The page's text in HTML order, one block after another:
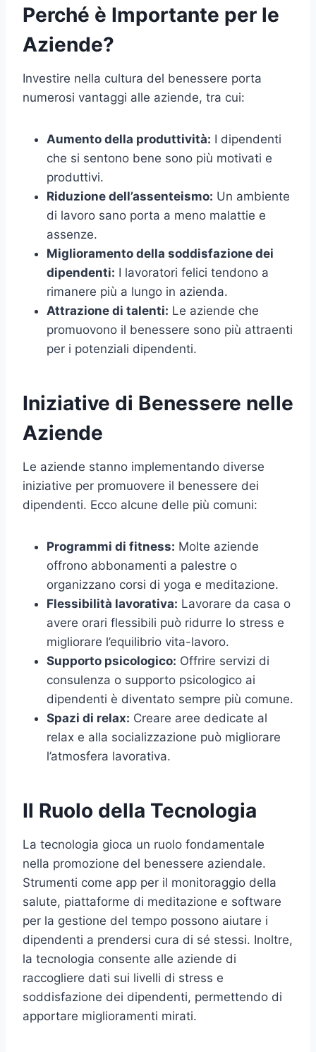
Perché è Importante per le
Aziende?
Investire nella cultura del benessere porta
numerosi vantaggi alle aziende, tra cui:
Aumento della produttività: I dipendenti
che si sentono bene sono più motivati e
produttivi.
Riduzione dell’assenteismo: Un ambiente
di lavoro sano porta a meno malattie e
assenze.
Miglioramento della soddisfazione dei
dipendenti: I lavoratori felici tendono a
rimanere più a lungo in azienda.
Attrazione di talenti: Le aziende che
promuovono il benessere sono più attraenti
per i potenziali dipendenti.
Iniziative di Benessere nelle
Aziende
Le aziende stanno implementando diverse
iniziative per promuovere il benessere dei
dipendenti. Ecco alcune delle più comuni:
Programmi di fitness: Molte aziende
offrono abbonamenti a palestre o
organizzano corsi di yoga e meditazione.
Flessibilità lavorativa: Lavorare da casa o
avere orari flessibili può ridurre lo stress e
migliorare l’equilibrio vita-lavoro.
Supporto psicologico: Offrire servizi di
consulenza o supporto psicologico ai
dipendenti è diventato sempre più comune.
Spazi di relax: Creare aree dedicate al
relax e alla socializzazione può migliorare
l’atmosfera lavorativa.
Il Ruolo della Tecnologia
La tecnologia gioca un ruolo fondamentale
nella promozione del benessere aziendale.
Strumenti come app per il monitoraggio della
salute, piattaforme di meditazione e software
per la gestione del tempo possono aiutare i
dipendenti a prendersi cura di sé stessi. Inoltre,
la tecnologia consente alle aziende di
raccogliere dati sui livelli di stress e
soddisfazione dei dipendenti, permettendo di
apportare miglioramenti mirati.